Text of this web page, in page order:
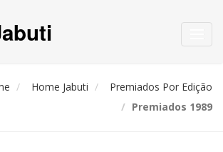
Home Jabuti
Premiados Por Edição
Premiados 1989